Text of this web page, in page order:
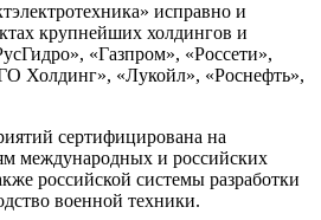
исправно и
крупнейших холдингов и
«Газпром», «Россети»,
Холдинг», «Лукойл», «Роснефть»,
сертифицирована на
международных и российских
российской системы разработки
военной техники.